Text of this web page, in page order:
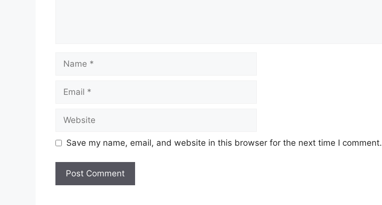
Name
Email
Website
Save my name, email, and website in this browser for the next time I comment.